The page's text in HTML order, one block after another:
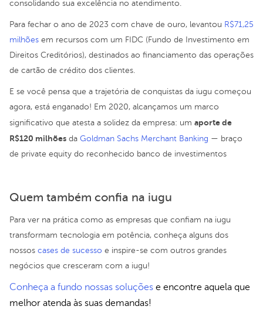
consolidando sua excelência no atendimento.
Para fechar o ano de 2023 com chave de ouro, levantou R$71,25
milhões em recursos com um FIDC (Fundo de Investimento em
Direitos Creditórios), destinados ao financiamento das operações
de cartão de crédito dos clientes.
E se você pensa que a trajetória de conquistas da iugu começou
agora, está enganado! Em 2020, alcançamos um marco
significativo que atesta a solidez da empresa: um aporte de
R$120 milhões da Goldman Sachs Merchant Banking — braço
de private equity do reconhecido banco de investimentos
Quem também confia na iugu
Para ver na prática como as empresas que confiam na iugu
transformam tecnologia em potência, conheça alguns dos
nossos cases de sucesso e inspire-se com outros grandes
negócios que cresceram com a iugu!
Conheça a fundo nossas soluções e encontre aquela que
melhor atenda às suas demandas!